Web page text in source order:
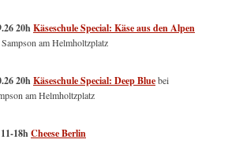
20hKäseschule Special: Käse aus den Alpen
am Helmholtzplatz
20hKäseschule Special: Deep Bluebei
am Helmholtzplatz
11-18hCheese Berlin